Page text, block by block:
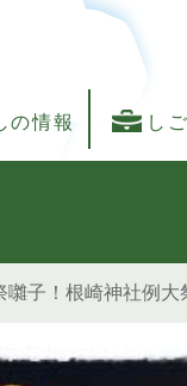
の情報 し
子！根崎神社例大